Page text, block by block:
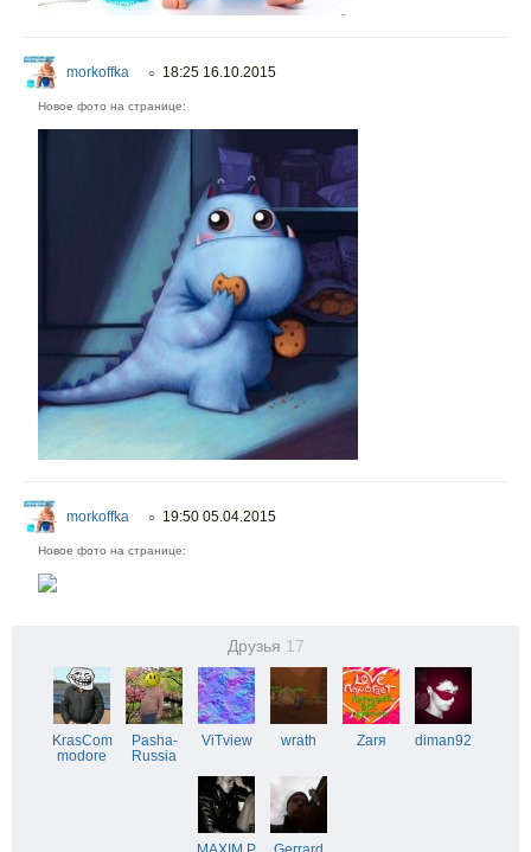
morkoffka ○ 18:25 16.10.2015
Новое фото на странице:
morkoffka ○ 19:50 05.04.2015
Новое фото на странице:
Друзья 17
KrasCom
modore
Pasha-
Russia
ViTview wrath Zarя diman92